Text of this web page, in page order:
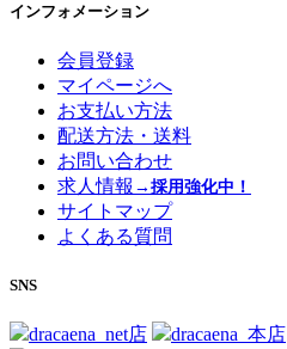
インフォメーション
会員登録
マイページへ
お支払い方法
配送方法・送料
お問い合わせ
求人情報 →採用強化中！
サイトマップ
よくある質問
SNS
dracaena_net店 dracaena_本店